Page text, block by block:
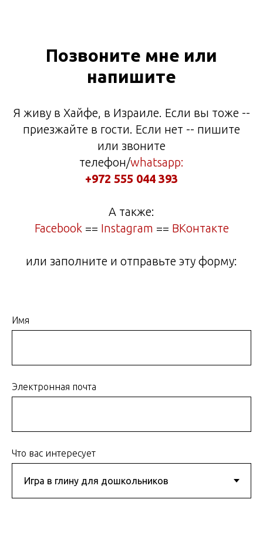
Позвоните мне или
напишите
Я живу в Хайфе, в Израиле. Если вы тоже --
приезжайте в гости. Если нет -- пишите
или звоните
телефон/whatsapp:
+972 555 044 393
А также:
Facebook == Instagram == ВКонтакте
или заполните и отправьте эту форму:
Имя
Электронная почта
Что вас интересует